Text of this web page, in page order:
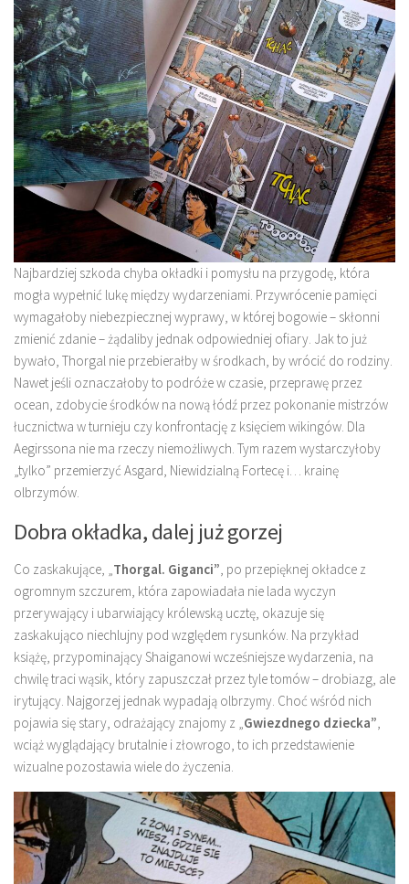
Najbardziej szkoda chyba okładki i pomysłu na przygodę, która
mogła wypełnić lukę między wydarzeniami. Przywrócenie pamięci
wymagałoby niebezpiecznej wyprawy, w której bogowie – skłonni
zmienić zdanie – żądaliby jednak odpowiedniej ofiary. Jak to już
bywało, Thorgal nie przebierałby w środkach, by wrócić do rodziny.
Nawet jeśli oznaczałoby to podróże w czasie, przeprawę przez
ocean, zdobycie środków na nową łódź przez pokonanie mistrzów
łucznictwa w turnieju czy konfrontację z księciem wikingów. Dla
Aegirssona nie ma rzeczy niemożliwych. Tym razem wystarczyłoby
„tylko” przemierzyć Asgard, Niewidzialną Fortecę i… krainę
olbrzymów.
Dobra okładka, dalej już gorzej
Co zaskakujące, „ Thorgal. Giganci” , po przepięknej okładce z
ogromnym szczurem, która zapowiadała nie lada wyczyn
przerywający i ubarwiający królewską ucztę, okazuje się
zaskakująco niechlujny pod względem rysunków. Na przykład
książę, przypominający Shaiganowi wcześniejsze wydarzenia, na
chwilę traci wąsik, który zapuszczał przez tyle tomów – drobiazg, ale
irytujący. Najgorzej jednak wypadają olbrzymy. Choć wśród nich
pojawia się stary, odrażający znajomy z „ Gwiezdnego dziecka”
wciąż wyglądający brutalnie i złowrogo, to ich przedstawienie
wizualne pozostawia wiele do życzenia.